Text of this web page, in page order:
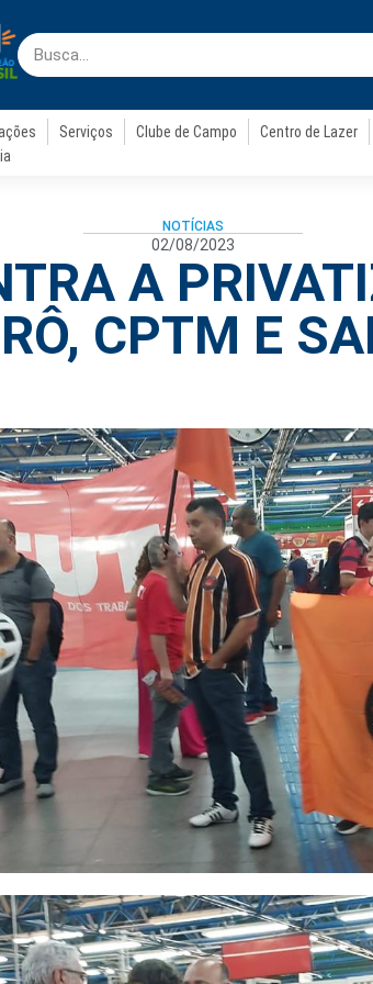
Serviços Clube de Campo Centro de Lazer
NOTÍCIAS
02/08/2023
A
CPTM E